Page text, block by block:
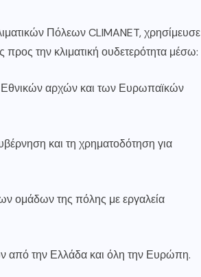
Πόλεων CLIMANET, χρησίμευσε
την κλιματική ουδετερότητα μέσω:
Εθνικών αρχών και των Ευρωπαϊκών
και τη χρηματοδότηση για
ομάδων της πόλης με εργαλεία
από την Ελλάδα και όλη την Ευρώπη.